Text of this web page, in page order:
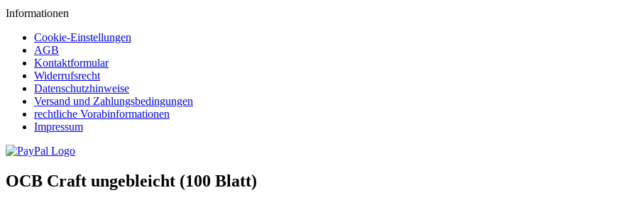
Informationen
Cookie-Einstellungen
AGB
Kontaktformular
Widerrufsrecht
Datenschutzhinweise
Versand und Zahlungsbedingungen
rechtliche Vorabinformationen
Impressum
OCB Craft ungebleicht (100 Blatt)